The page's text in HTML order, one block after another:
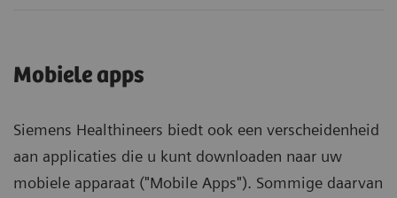
Mobiele apps
Siemens Healthineers biedt ook een verscheidenheid
aan applicaties die u kunt downloaden naar uw
mobiele apparaat ("Mobile Apps"). Sommige daarvan